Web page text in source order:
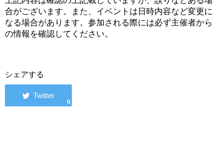
合がございます。また、イベントは日時内容など変更に
なる場合があります。参加される際には必ず主催者から
の情報を確認してください。
シェアする
0